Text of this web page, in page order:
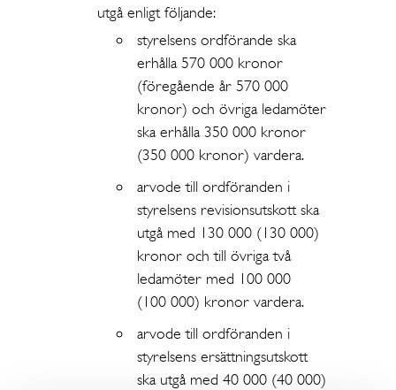
utgå enligt följande:
styrelsens ordförande ska
erhålla 570 000 kronor
(föregående år 570 000
kronor) och övriga ledamöter
ska erhålla 350 000 kronor
(350 000 kronor) vardera.
arvode till ordföranden i
styrelsens revisionsutskott ska
utgå med 130 000 (130 000)
kronor och till övriga två
ledamöter med 100 000
(100 000) kronor vardera.
arvode till ordföranden i
styrelsens ersättningsutskott
ska utgå med 40 000 (40 000)